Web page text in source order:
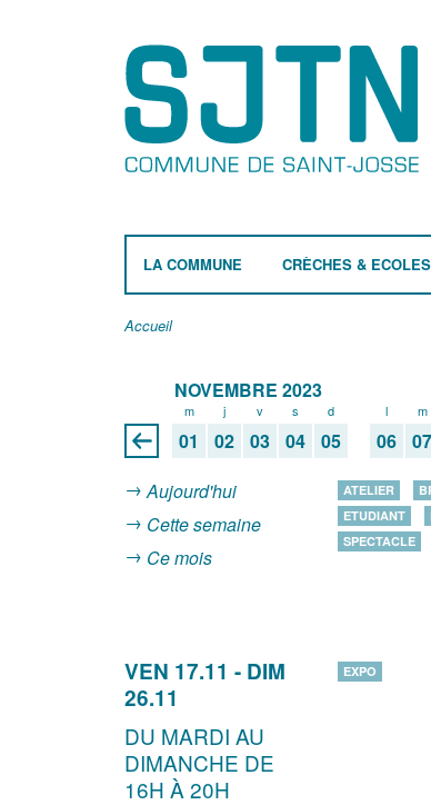
LA COMMUNE CRÈCHES & ECOLES
Accueil
NOVEMBRE 2023
m
01
j
02
v
03
s
04
d
05
l
06
m
07
Aujourd'hui
Cette semaine
Ce mois
ATELIER
ETUDIANT
SPECTACLE
VEN 17.11 - DIM
26.11
DU MARDI AU
DIMANCHE DE
16H À 20H
EXPO